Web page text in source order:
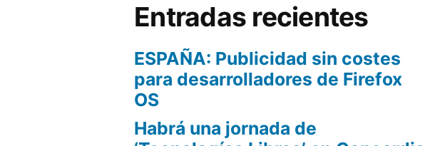
Entradas recientes
ESPAÑA: Publicidad sin costes
para desarrolladores de Firefox
OS
Habrá una jornada de